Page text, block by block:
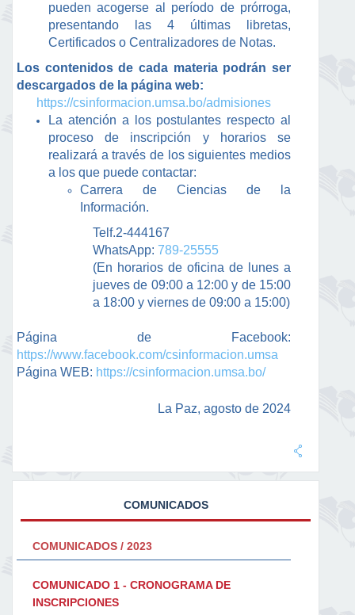
pueden acogerse al período de prórroga,
presentando las 4 últimas libretas,
Certificados o Centralizadores de Notas.
Los contenidos de cada materia podrán ser
descargados de la página web:
https://csinformacion.umsa.bo/admisiones
La atención a los postulantes respecto al
proceso de inscripción y horarios se
realizará a través de los siguientes medios
a los que puede contactar:
Carrera de Ciencias de la
Información.
Telf.2-444167
WhatsApp: 789-25555
(En horarios de oficina de lunes a
jueves de 09:00 a 12:00 y de 15:00
a 18:00 y viernes de 09:00 a 15:00)
Página de Facebook:
https://www.facebook.com/csinformacion.umsa
Página WEB: https://csinformacion.umsa.bo/
La Paz, agosto de 2024
COMUNICADOS
COMUNICADOS / 2023
COMUNICADO 1 - CRONOGRAMA DE
INSCRIPCIONES